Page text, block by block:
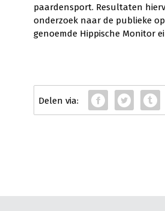
paardensport. Resultaten
onderzoek naar de publieke
genoemde Hippische Monitor